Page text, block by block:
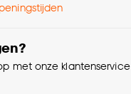
met onze klantenservice